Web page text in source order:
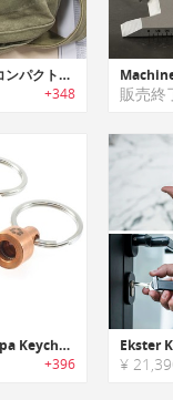
KeyGear Multi Tool｜コンパクトで多機能なキーギアマルチツールセット
+348 販売終
【在庫限り特価！】Kappa Keychain Quick Release｜毎日持ち歩くアイテムに素早く安全で簡単にアクセス可能なキーチェーン「カッパQR」
+396 ¥